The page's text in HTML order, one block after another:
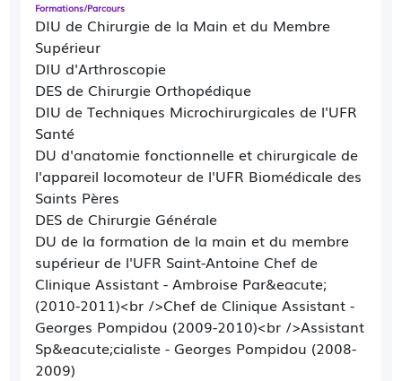
Formations/Parcours
DIU de Chirurgie de la Main et du Membre
Supérieur
DIU d'Arthroscopie
DES de Chirurgie Orthopédique
DIU de Techniques Microchirurgicales de l'UFR
Santé
DU d'anatomie fonctionnelle et chirurgicale de
l'appareil locomoteur de l'UFR Biomédicale des
Saints Pères
DES de Chirurgie Générale
DU de la formation de la main et du membre
supérieur de l'UFR Saint-Antoine Chef de
Clinique Assistant - Ambroise Par&eacute;
(2010-2011)<br />Chef de Clinique Assistant -
Georges Pompidou (2009-2010)<br />Assistant
Sp&eacute;cialiste - Georges Pompidou (2008-
2009)